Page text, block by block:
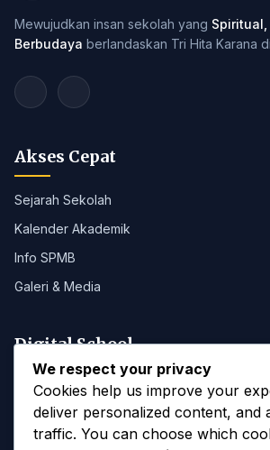
Mewujudkan insan sekolah yang
Berbudaya berlandaskan Tri Hita Karana
Akses Cepat
Sejarah Sekolah
Kalender Akademik
Info SPMB
Galeri & Media
Digital School
Portal SMANAB
Kontak
We respect your privacy
Cookies help us improve your
deliver personalized content, and
traffic. You can choose which